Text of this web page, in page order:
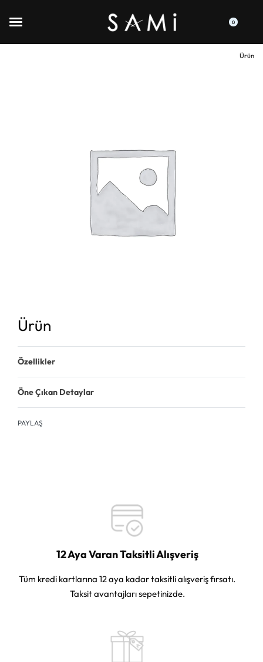
0
Ürün
Ürün
Özellikler
Öne Çıkan Detaylar
PAYLAŞ
12 Aya Varan Taksitli Alışveriş
Tüm kredi kartlarına 12 aya kadar taksitli alışveriş fırsatı.
Taksit avantajları sepetinizde.